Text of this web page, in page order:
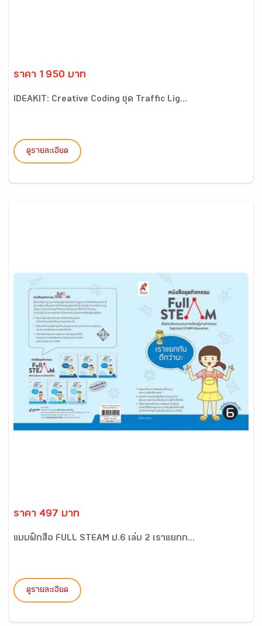
ราคา 1950 บาท
IDEAKIT: Creative Coding ชุด Traffic Lig...
ดูรายละเอียด
ราคา 497 บาท
แบบฝึกสื่อ FULL STEAM ป.6 เล่ม 2 เราแยกก...
ดูรายละเอียด